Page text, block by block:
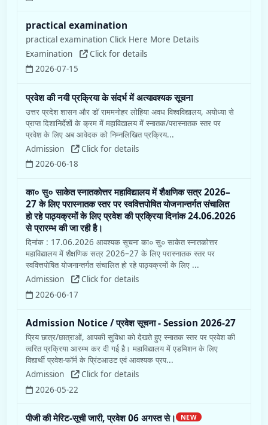
practical examination
practical examination Click Here More Details
Examination
Click for details
2026-07-15
प्रवेश की नयी प्रक्रिया के संदर्भ में अत्यावश्यक सूचना
उत्तर प्रदेश शासन और डॉ राममनोहर लोहिया अवध विश्वविद्यालय, अयोध्या से
प्राप्त दिशानिर्देशों के क्रम में महाविद्यालय में स्नातक/परास्नातक स्तर पर
प्रवेश के लिए अब आवेदक को निम्नलिखित प्रक्रिय...
Admission
Click for details
2026-06-18
का० सु० साकेत स्नातकोत्तर महाविद्यालय में शैक्षणिक सत्र 2026–
27 के लिए परास्नातक स्तर पर स्ववित्तपोषित योजनान्तर्गत संचालित
हो रहे पाठ्यक्रमों के लिए प्रवेश की प्रक्रिया दिनांक 24.06.2026
से प्रारम्भ की जा रही है।
दिनांक : 17.06.2026 आवश्यक सूचना का० सु० साकेत स्नातकोत्तर
महाविद्यालय में शैक्षणिक सत्र 2026–27 के लिए परास्नातक स्तर पर
स्ववित्तपोषित योजनान्तर्गत संचालित हो रहे पाठ्यक्रमों के लिए ...
Admission
Click for details
2026-06-17
Admission Notice / प्रवेश सूचना - Session 2026-27
प्रिय छात्र/छात्राओं, आपकी सुविधा को देखते हुए स्नातक स्तर पर प्रवेश की
त्वरित प्रक्रिया आरम्भ कर दी गई है। महाविद्यालय में एडमिशन के लिए
विद्यार्थी प्रवेश-फॉर्म के प्रिंटआउट एवं आवश्यक प्रप...
Admission
Click for details
2026-05-22
पीजी की मेरिट-सूची जारी, प्रवेश 06 अगस्त से। NEW